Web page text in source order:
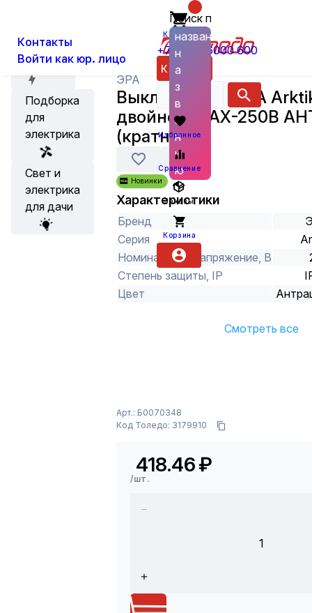
Контакты
Войти как юр. лицо
Корзина
+7 (800) 6000 600
Каталог
Поиск по
названию
н
а
з
в
а
н
и
ю
Избранное
Сравнение
Заказы
Корзина
Акции
Подборка
для
электрика
Свет и
электрика
для дачи
Установка, Выключатели, Розетки
ЭРА
Выключатель ЭРА
двойной 10АХ-250В
(кратно 1)
Новинки
Характеристики
Бренд
Серия
Номинальное напряжение, В
Степень защиты, IP
Цвет
Смотреть все
Арт.: Б0070348
Код Толедо: 3179910
418.46₽
/шт.
1